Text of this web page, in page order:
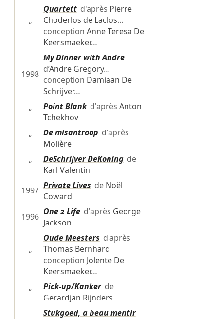
“
Quartettd'après Pierre
Choderlos de Laclos…
conception Anne Teresa De
Keersmaeker…
1998
My Dinner with Andre
d’Andre Gregory…
conception Damiaan De
Schrijver…
“
Point Blankd'après Anton
Tchekhov
“
De misantroop d'après
Molière
“
DeSchrijver DeKoningde
Karl Valentin
1997 Private Lives de Noël
Coward
1996 One 2 Lifed'après George
Jackson
“
Oude Meesters d'après
Thomas Bernhard
conception Jolente De
Keersmaeker…
“
Pick-up/Kankerde
Gerardjan Rijnders
Stukgoed, a beau mentir